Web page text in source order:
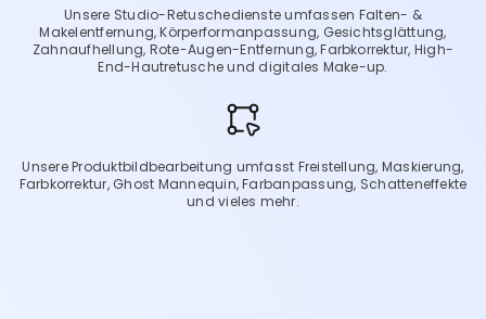
Unsere Studio-Retuschedienste umfassen Falten- &
Makelentfernung, Körperformanpassung, Gesichtsglättung,
Zahnaufhellung, Rote-Augen-Entfernung, Farbkorrektur, High-
End-Hautretusche und digitales Make-up.
Unsere Produktbildbearbeitung umfasst Freistellung, Maskierung,
Farbkorrektur, Ghost Mannequin, Farbanpassung, Schatteneffekte
und vieles mehr.